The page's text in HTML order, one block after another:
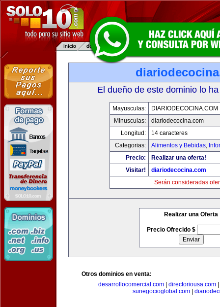
El dueño de este dominio lo
Mayusculas:
DIARIODECOCINA.COM
Minusculas:
diariodecocina.com
Longitud:
14 caracteres
Categorias:
Alimentos y Bebidas,
Precio:
Realizar una oferta!
Visitar!
diariodecocina.com
Serán consideradas
Realizar una Oferta
Precio Ofrecido $
Otros dominios en venta:
desarrollocomercial.com
directoriousa.com
sunegocioglobal.com|